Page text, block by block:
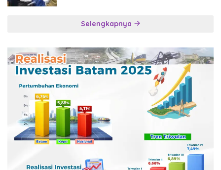
Selengkapnya